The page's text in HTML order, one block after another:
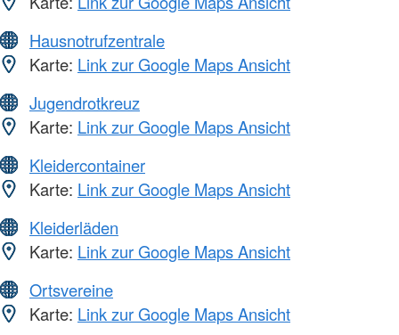
Hausnotrufzentrale
Karte: Link zur Google Maps Ansicht
Jugendrotkreuz
Karte: Link zur Google Maps Ansicht
Kleidercontainer
Karte: Link zur Google Maps Ansicht
Kleiderläden
Karte: Link zur Google Maps Ansicht
Ortsvereine
Karte: Link zur Google Maps Ansicht